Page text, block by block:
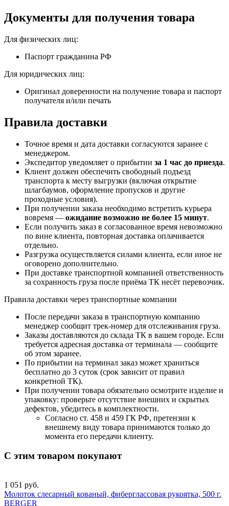
Документы для получения товара
Для физических лиц:
Паспорт гражданина РФ
Для юридических лиц:
Оригинал доверенности на получение товара и паспорт
получателя и/или печать
Правила доставки
Точное время и дата доставки согласуются заранее с
менеджером.
Экспедитор уведомляет о прибытии за 1 час до приезда.
Клиент должен обеспечить свободный подъезд
транспорта к месту выгрузки (включая открытие
шлагбаумов, оформление пропусков и другие
проходные условия).
При получении заказа необходимо встретить курьера
вовремя — ожидание возможно не более 15 минут.
Если получить заказ в согласованное время невозможно
по вине клиента, повторная доставка оплачивается
отдельно.
Разгрузка осуществляется силами клиента, если иное не
оговорено дополнительно.
При доставке транспортной компанией ответственность
за сохранность груза после приёма ТК несёт перевозчик.
Правила доставки через транспортные компании
После передачи заказа в транспортную компанию
менеджер сообщит трек-номер для отслеживания груза.
Заказы доставляются до склада ТК в вашем городе. Если
требуется адресная доставка от терминала — сообщите
об этом заранее.
По прибытии на терминал заказ может храниться
бесплатно до 3 суток (срок зависит от правил
конкретной ТК).
При получении товара обязательно осмотрите изделие и
упаковку: проверьте отсутствие внешних и скрытых
дефектов, убедитесь в комплектности.
Согласно ст. 458 и 459 ГК РФ, претензии к
внешнему виду товара принимаются только до
момента его передачи клиенту.
С этим товаром покупают
1 051 руб.
Молоток слесарный кованый, фиберглассовая рукоятка, 500 г.
BERGER